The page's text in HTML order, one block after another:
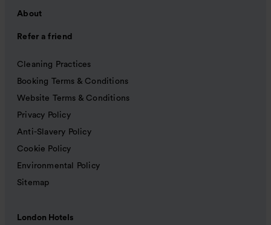
About
Refer a friend
Cleaning Practices
Booking Terms & Conditions
Website Terms & Conditions
Privacy Policy
Anti-Slavery Policy
Cookie Policy
Environmental Policy
Sitemap
London Hotels